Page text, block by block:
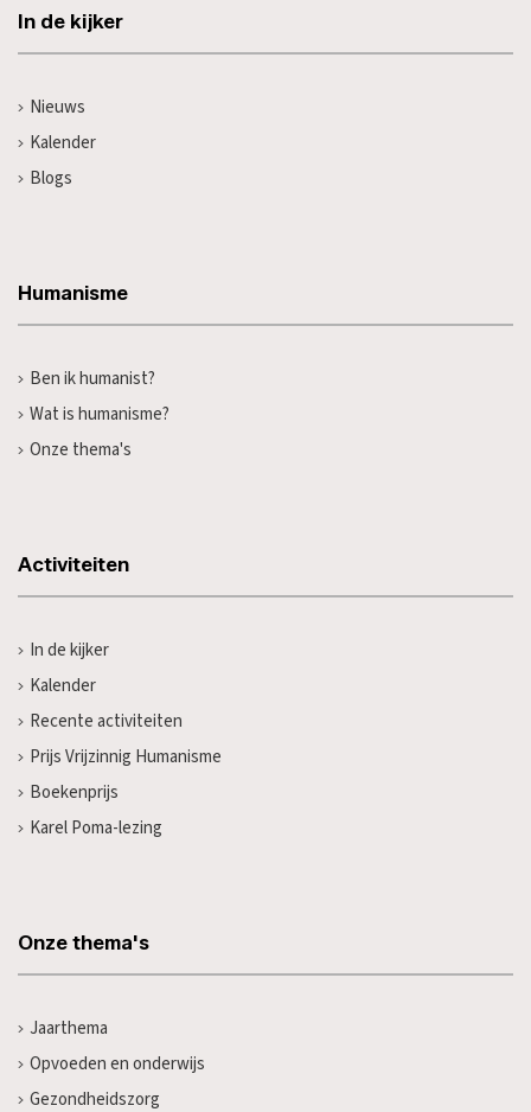
In de kijker
Nieuws
Kalender
Blogs
Humanisme
Ben ik humanist?
Wat is humanisme?
Onze thema's
Activiteiten
In de kijker
Kalender
Recente activiteiten
Prijs Vrijzinnig Humanisme
Boekenprijs
Karel Poma-lezing
Onze thema's
Jaarthema
Opvoeden en onderwijs
Gezondheidszorg